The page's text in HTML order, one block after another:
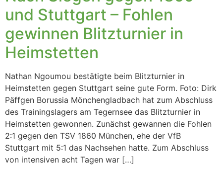
und Stuttgart – Fohlen
gewinnen Blitzturnier in
Heimstetten
Nathan Ngoumou bestätigte beim Blitzturnier in
Heimstetten gegen Stuttgart seine gute Form. Foto: Dirk
Päffgen Borussia Mönchengladbach hat zum Abschluss
des Trainingslagers am Tegernsee das Blitzturnier in
Heimstetten gewonnen. Zunächst gewannen die Fohlen
2:1 gegen den TSV 1860 München, ehe der VfB
Stuttgart mit 5:1 das Nachsehen hatte. Zum Abschluss
von intensiven acht Tagen war […]